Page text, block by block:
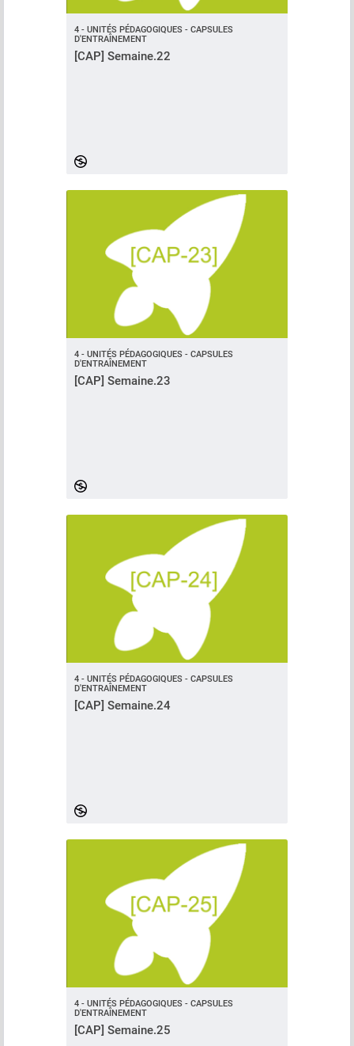
4 - UNITÉS PÉDAGOGIQUES - CAPSULES
D'ENTRAÎNEMENT
[CAP] Semaine.22
4 - UNITÉS PÉDAGOGIQUES - CAPSULES
D'ENTRAÎNEMENT
[CAP] Semaine.23
4 - UNITÉS PÉDAGOGIQUES - CAPSULES
D'ENTRAÎNEMENT
[CAP] Semaine.24
4 - UNITÉS PÉDAGOGIQUES - CAPSULES
D'ENTRAÎNEMENT
[CAP] Semaine.25